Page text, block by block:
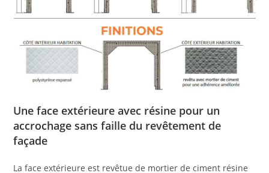
Une face extérieure avec résine pour un
accrochage sans faille du revêtement de
façade
La face extérieure est revêtue de mortier de ciment résine